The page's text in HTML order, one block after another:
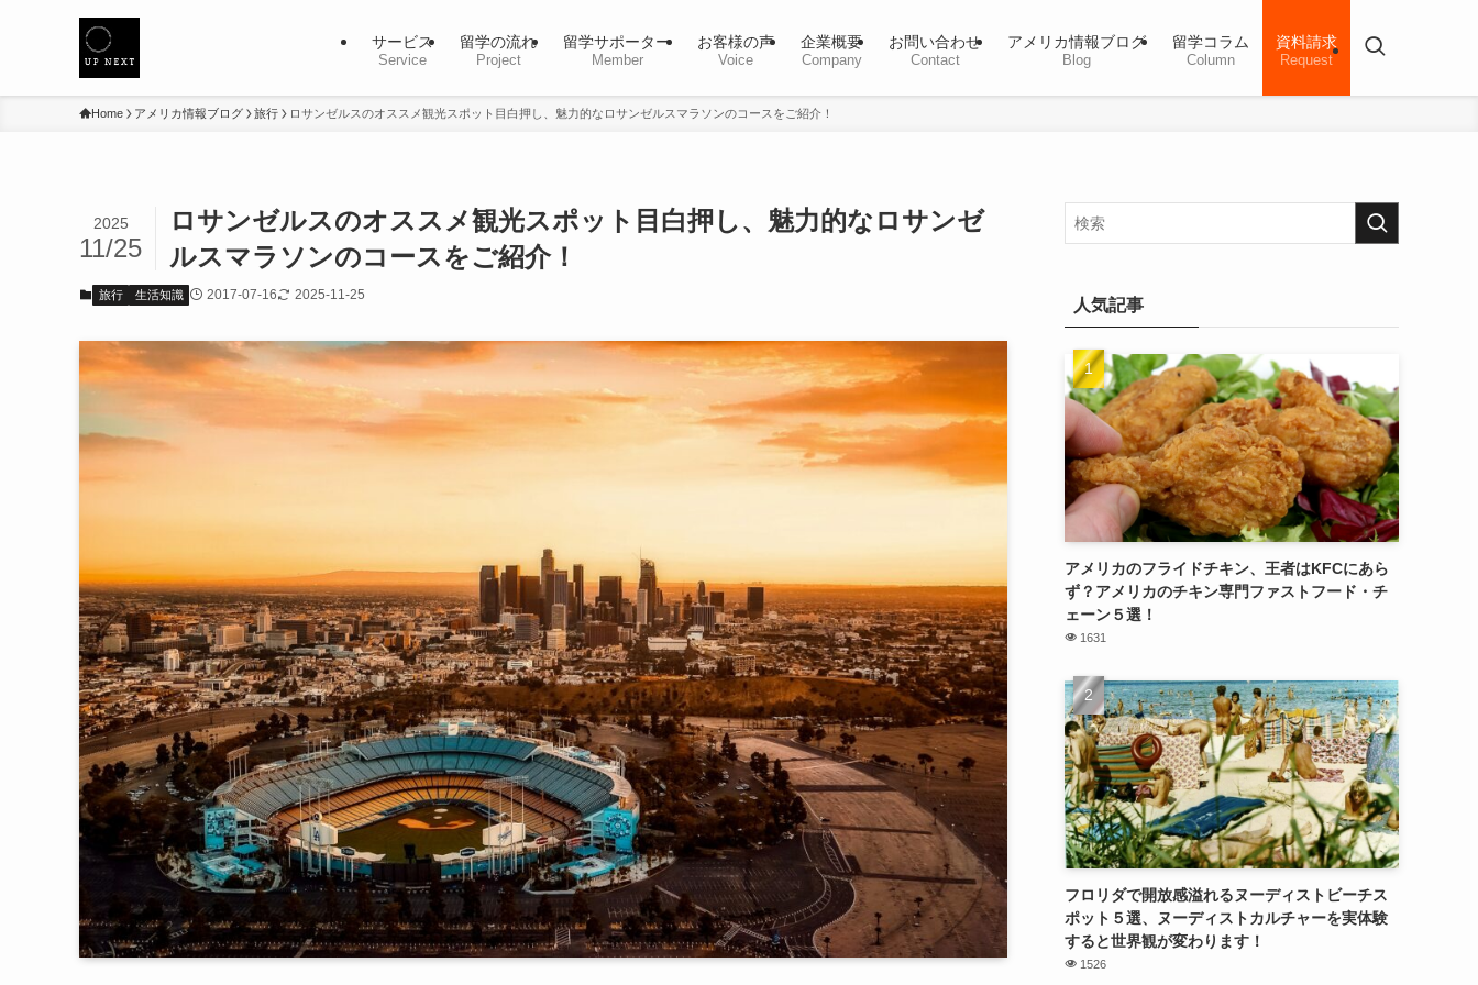
サービス
Service
留学の流れ
Project
留学サポーター
Member
お客様の声
Voice
企業概要
Company
お問い合わせ
Contact
アメリカ情報ブログ
Blog
留学コラム
Column
資料請求
Request
Home アメリカ情報ブログ 旅行 ロサンゼルスのオススメ観光スポット目白押し、魅力的なロサンゼルスマラソンのコースをご紹介！
ロサンゼルスのオススメ観光スポット目白押し、魅力的なロサンゼ
ルスマラソンのコースをご紹介！
2025
11/25
旅行 生活知識 2017-07-16 2025-11-25
人気記事
アメリカのフライドチキン、王者はKFCにあら
ず？アメリカのチキン専門ファストフード・チ
ェーン５選！
1631
フロリダで開放感溢れるヌーディストビーチス
ポット５選、ヌーディストカルチャーを実体験
すると世界観が変わります！
1526